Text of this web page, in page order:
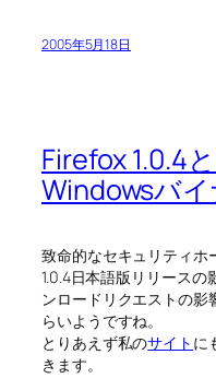
2005年5月18日
Firefox 1.0.4
Windowsバイ
致命的なセキュリティ
1.0.4日本語版リリースの
ンロードリクエストの影
らいようですね。
とりあえず私のサイト に
きます。